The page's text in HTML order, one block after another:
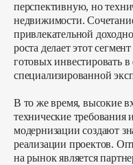
перспективную, но
недвижимости.
привлекательной
роста делает этот
готовых инвестировать
специализированной
В то же время, высокие
технические требования
модернизации создают
реализации проектов.
на рынок является